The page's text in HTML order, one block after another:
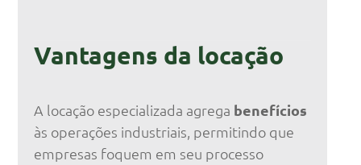
Vantagens da locação
A locação especializada agrega benefícios
às operações industriais, permitindo que
empresas foquem em seu processo